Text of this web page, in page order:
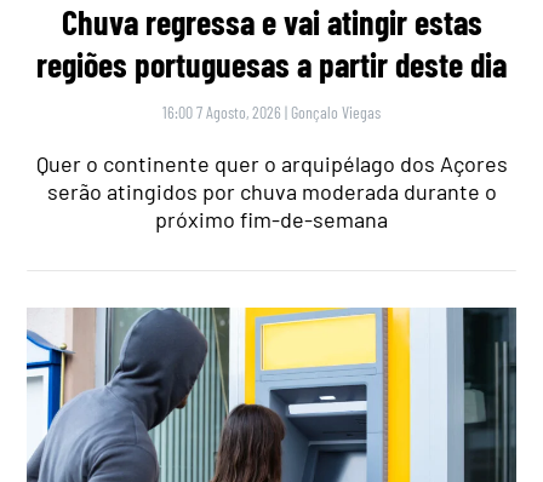
Chuva regressa e vai atingir estas
regiões portuguesas a partir deste dia
16:00 7 Agosto, 2026 | Gonçalo Viegas
Quer o continente quer o arquipélago dos Açores
serão atingidos por chuva moderada durante o
próximo fim-de-semana